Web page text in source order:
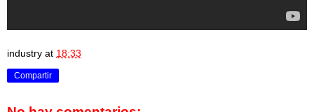
industry at 18:33
Compartir